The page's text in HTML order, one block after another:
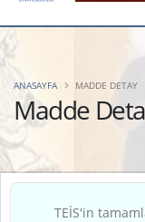
Madde
ANASAYFA MADDE DETAY
TEİS'in